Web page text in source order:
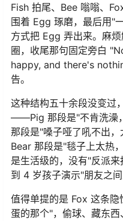
Fish 拍尾、Bee 嗡嗡、
围着 Egg 琢磨，最后用"
方式把 Egg 弄出来。麻
圈，收尾那句固定旁白
happy, and there's
告。
这种结构五十余段没变过
——Pig 那段是"不肯洗澡
那段是"嗓子哑了吼不出
Bear 那段是"毯子上太热
是生活级的，没有"反派
到 4 岁孩子演示"朋友之间
值得单提的是 Fox 这条
蛋的那个"，偷球、藏东